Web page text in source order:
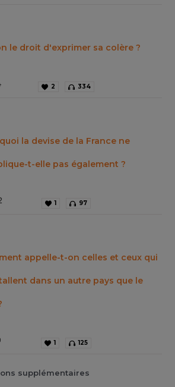
le droit d'exprimer sa colère ?
2 334
la devise de la France ne
t-elle pas également ?
1 97
appelle-t-on celles et ceux qui
dans un autre pays que le
1 125
supplémentaires